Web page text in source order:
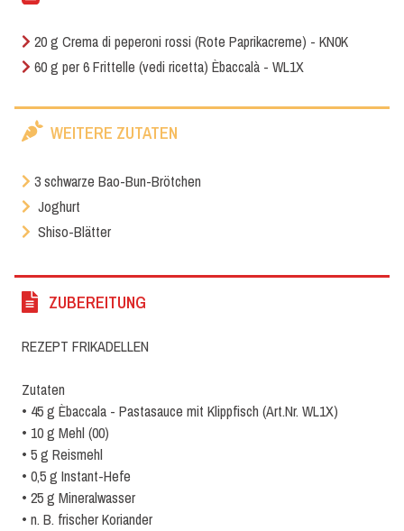
20 g Crema di peperoni rossi (Rote Paprikacreme) - KN0K
60 g per 6 Frittelle (vedi ricetta) Èbaccalà - WL1X
WEITERE ZUTATEN
3 schwarze Bao-Bun-Brötchen
Joghurt
Shiso-Blätter
ZUBEREITUNG
REZEPT FRIKADELLEN
Zutaten
• 45 g Èbaccala - Pastasauce mit Klippfisch (Art.Nr. WL1X)
• 10 g Mehl (00)
• 5 g Reismehl
• 0,5 g Instant-Hefe
• 25 g Mineralwasser
• n. B. frischer Koriander